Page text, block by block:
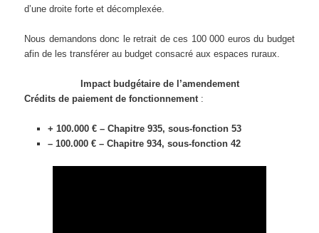
d’une droite forte et décomplexée.
Nous demandons donc le retrait de ces 100 000 euros du budget
afin de les transférer au budget consacré aux espaces ruraux.
Impact budgétaire de l’amendement
Crédits de paiement de fonctionnement:
+ 100.000 € – Chapitre 935, sous-fonction 53
– 100.000 € – Chapitre 934, sous-fonction 42